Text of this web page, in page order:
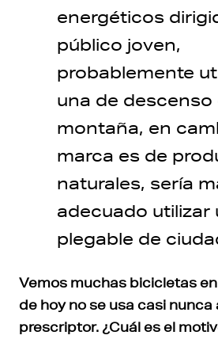
energéticos
público joven,
probablemente
una de descenso
montaña, en
marca es de
naturales, sería
adecuado utilizar
plegable de
Vemos muchas bicicletas
de hoy no se usa casi
prescriptor. ¿Cuál es el